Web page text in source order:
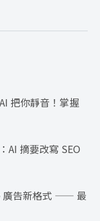
把你靜音！掌握
AI 摘要改寫 SEO
廣告新格式 —— 最